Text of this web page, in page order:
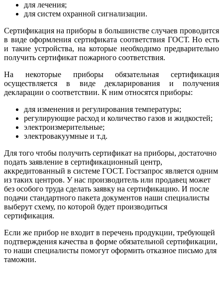
для лечения;
для систем охранной сигнализации.
Сертификация на приборы в большинстве случаев проводится
в виде оформления сертификата соответствия ГОСТ. Но есть
и такие устройства, на которые необходимо предварительно
получить сертификат пожарного соответствия.
На некоторые приборы обязательная сертификация
осуществляется в виде декларирования и получения
декларации о соответствии. К ним относятся приборы:
для изменения и регулирования температуры;
регулирующие расход и количество газов и жидкостей;
электроизмерительные;
электровакуумные и т.д.
Для того чтобы получить сертификат на приборы, достаточно
подать заявление в сертификационный центр,
аккредитованный в системе ГОСТ. Гостзапрос является одним
из таких центров. У нас производитель или продавец может
без особого труда сделать заявку на сертификацию. И после
подачи стандартного пакета документов наши специалисты
выберут схему, по которой будет производиться
сертификация.
Если же прибор не входит в перечень продукции, требующей
подтверждения качества в форме обязательной сертификации,
то наши специалисты помогут оформить отказное письмо для
таможни.